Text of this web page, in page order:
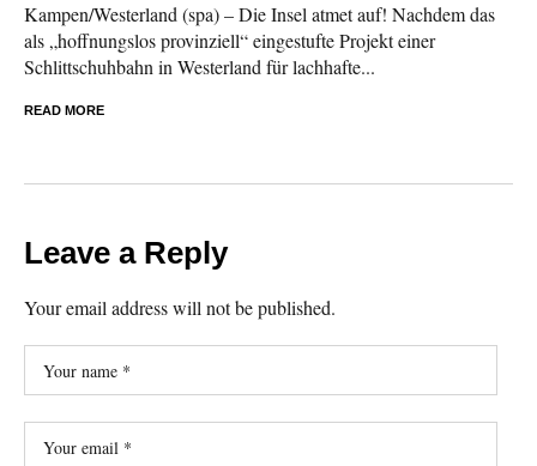
Kampen/Westerland (spa) – Die Insel atmet auf! Nachdem das
als „hoffnungslos provinziell“ eingestufte Projekt einer
Schlittschuhbahn in Westerland für lachhafte...
READ MORE
Leave a Reply
Your email address will not be published.